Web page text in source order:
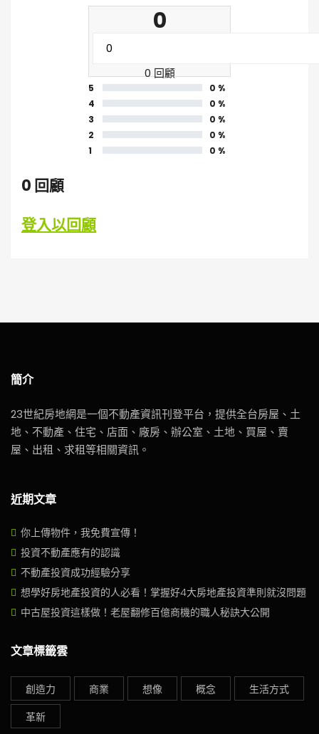
0
0 回顧
5
0 %
4
0 %
3
0 %
2
0 %
1
0 %
0 回顧
登入以回顧
簡介
23世紀房地網是一個不動產資訊刊登平台，提供全台房屋、土
地、不動產、住宅、店面、廠房、辦公室、土地、買屋、賣
屋、出租、求租等相關資訊。
近期文章
你上傳物件，我免費宣傳！
投資不動產應有的認識
不動產投資成功經驗分享
想學好房地產投資的人必看！掌握好4大房地產投資準則就沒問題
中古屋投資這樣做！老屋翻修百億商機的職人秘訣大公開
文章標籤雲
創造力 商業 想像 概念
生活方式
革新